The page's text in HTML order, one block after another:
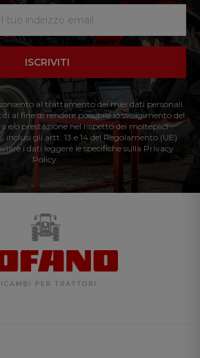
ISCRIVITI
al trattamento dei miei dati personali.
al fine di rendere possibile lo svolgimento del
e/o prestazione nel rispetto dei molteplici
gli artt. 13 e 14 del Regolamento (UE)
i dati leggere le specifiche sulla Privacy
Policy.